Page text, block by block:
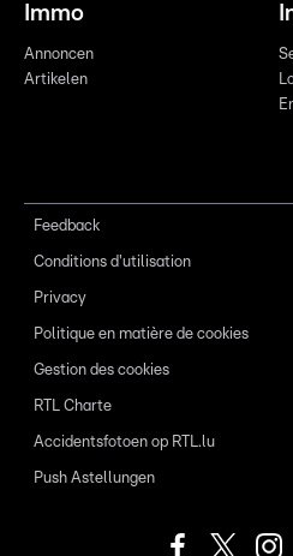
Immo
Annoncen
Artikelen
Feedback
Conditions d'utilisation
Privacy
Politique en matière de cookies
Gestion des cookies
RTL Charte
Accidentsfotoen op RTL.lu
Push Astellungen